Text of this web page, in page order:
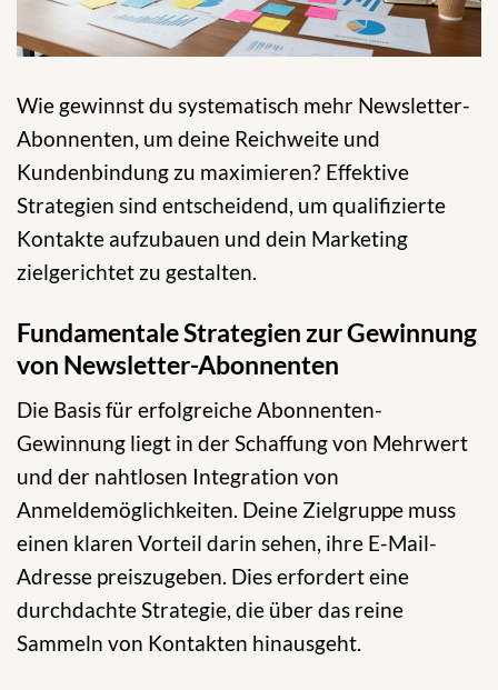
Wie gewinnst du systematisch mehr Newsletter-
Abonnenten, um deine Reichweite und
Kundenbindung zu maximieren? Effektive
Strategien sind entscheidend, um qualifizierte
Kontakte aufzubauen und dein Marketing
zielgerichtet zu gestalten.
Fundamentale Strategien zur Gewinnung
von Newsletter-Abonnenten
Die Basis für erfolgreiche Abonnenten-
Gewinnung liegt in der Schaffung von Mehrwert
und der nahtlosen Integration von
Anmeldemöglichkeiten. Deine Zielgruppe muss
einen klaren Vorteil darin sehen, ihre E-Mail-
Adresse preiszugeben. Dies erfordert eine
durchdachte Strategie, die über das reine
Sammeln von Kontakten hinausgeht.